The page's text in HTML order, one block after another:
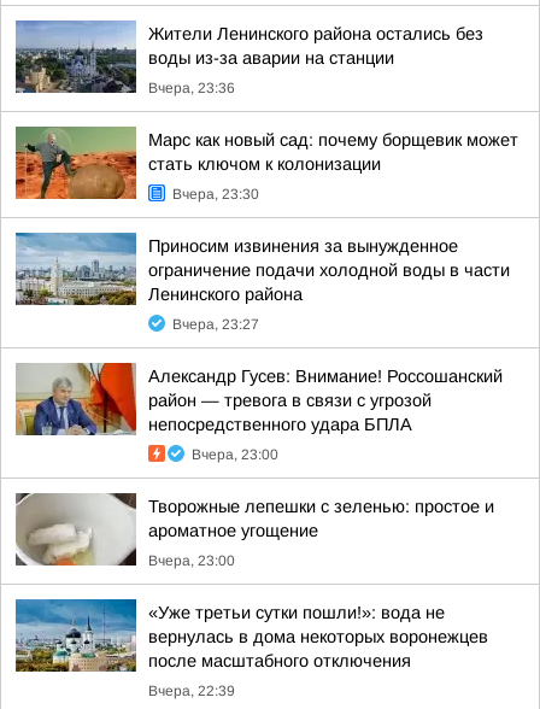
Жители Ленинского района остались без
воды из-за аварии на станции
Вчера, 23:36
Марс как новый сад: почему борщевик может
стать ключом к колонизации
Вчера, 23:30
Приносим извинения за вынужденное
ограничение подачи холодной воды в части
Ленинского района
Вчера, 23:27
Александр Гусев: Внимание! Россошанский
район — тревога в связи с угрозой
непосредственного удара БПЛА
Вчера, 23:00
Творожные лепешки с зеленью: простое и
ароматное угощение
Вчера, 23:00
«Уже третьи сутки пошли!»: вода не
вернулась в дома некоторых воронежцев
после масштабного отключения
Вчера, 22:39